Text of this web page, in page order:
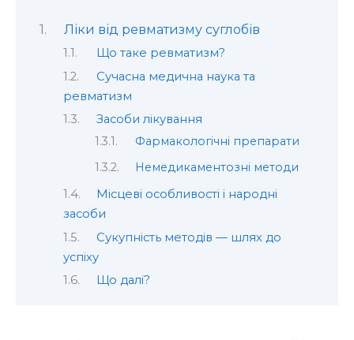
Ліки від ревматизму суглобів
Що таке ревматизм?
Сучасна медична наука та
ревматизм
Засоби лікування
Фармакологічні препарати
Немедикаментозні методи
Місцеві особливості і народні
засоби
Сукупність методів — шлях до
успіху
Що далі?